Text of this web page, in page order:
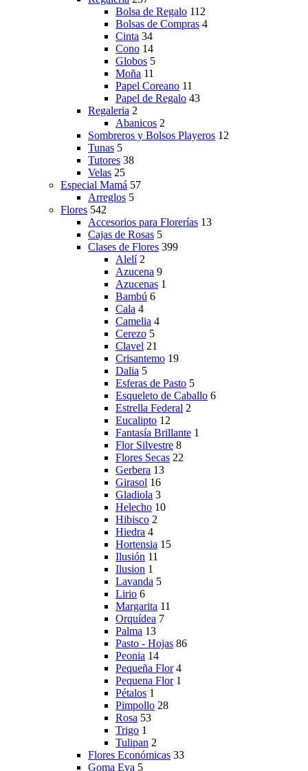
Bolsa de Regalo 112
Bolsas de Compras 4
Cinta 34
Cono 14
Globos 5
Moña 11
Papel Coreano 11
Papel de Regalo 43
Regaleria 2
Abanicos 2
Sombreros y Bolsos Playeros 12
Tunas 5
Tutores 38
Velas 25
Especial Mamá 57
Arreglos 5
Flores 542
Accesorios para Florerías 13
Cajas de Rosas 5
Clases de Flores 399
Alelí 2
Azucena 9
Azucenas 1
Bambú 6
Cala 4
Camelia 4
Cerezo 5
Clavel 21
Crisantemo 19
Dalia 5
Esferas de Pasto 5
Esqueleto de Caballo 6
Estrella Federal 2
Eucalipto 12
Fantasía Brillante 1
Flor Silvestre 8
Flores Secas 22
Gerbera 13
Girasol 16
Gladiola 3
Helecho 10
Hibisco 2
Hiedra 4
Hortensia 15
Ilusión 11
Ilusion 1
Lavanda 5
Lirio 6
Margarita 11
Orquídea 7
Palma 13
Pasto - Hojas 86
Peonia 14
Pequeña Flor 4
Pequena Flor 1
Pétalos 1
Pimpollo 28
Rosa 53
Trigo 1
Tulipan 2
Flores Económicas 33
Goma Eva 5